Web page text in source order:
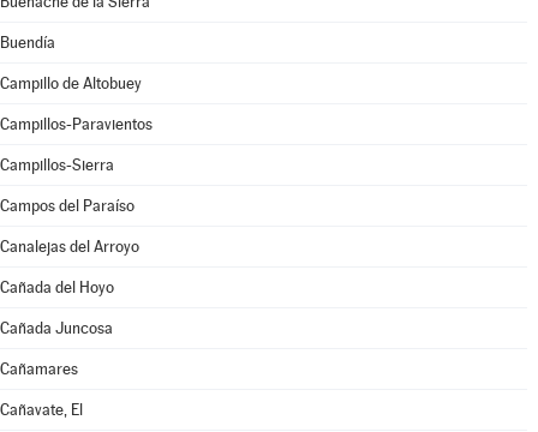
Buendía
Campillo de Altobuey
Campillos-Paravientos
Campillos-Sierra
Campos del Paraíso
Canalejas del Arroyo
Cañada del Hoyo
Cañada Juncosa
Cañamares
Cañavate, El